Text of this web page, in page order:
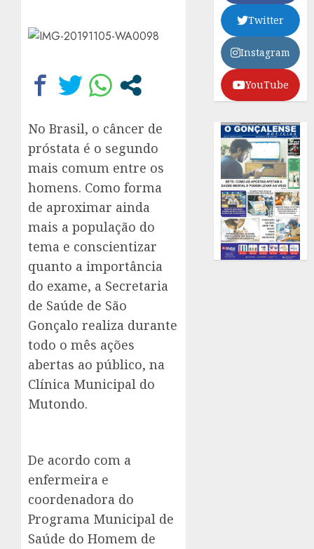
No Brasil, o câncer de
próstata é o segundo
mais comum entre os
homens. Como forma
de aproximar ainda
mais a população do
tema e conscientizar
quanto a importância
do exame, a Secretaria
de Saúde de São
Gonçalo realiza durante
todo o mês ações
abertas ao público, na
Clínica Municipal do
Mutondo.
De acordo com a
enfermeira e
coordenadora do
Programa Municipal de
Saúde do Homem de
Twitter
Instagram
YouTube